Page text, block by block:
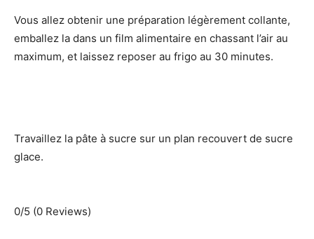
Vous allez obtenir une préparation légèrement collante,
emballez la dans un film alimentaire en chassant l’air au
maximum, et laissez reposer au frigo au 30 minutes.
Travaillez la pâte à sucre sur un plan recouvert de sucre
glace.
0/5 (0 Reviews)